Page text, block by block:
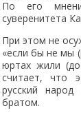
По его
суверенитета
При этом не
«если бы не мы
юртах жили
считает, что
русский
братом.